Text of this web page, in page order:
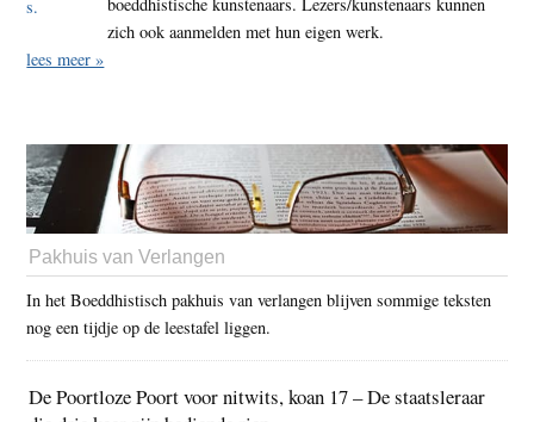
zich ook aanmelden met hun eigen werk.
lees meer »
Pakhuis van Verlangen
In het Boeddhistisch pakhuis van verlangen blijven sommige teksten
nog een tijdje op de leestafel liggen.
De Poortloze Poort voor nitwits, koan 17 – De staatsleraar